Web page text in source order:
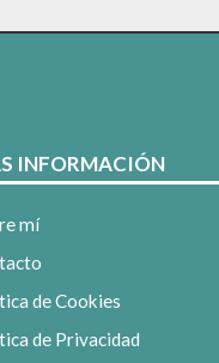
INFORMACIÓN
mí
de Cookies
de Privacidad